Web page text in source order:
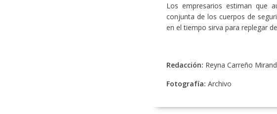
Los empresarios estiman que
conjunta de los cuerpos de
en el tiempo sirva para replegar
Redacción: Reyna Carreño
Fotografía: Archivo